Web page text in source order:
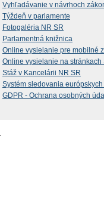
Vyhľadávanie v návrhoch
Týždeň v parlamente
Fotogaléria NR SR
Parlamentná knižnica
Online vysielanie pre mobilné
Online vysielanie na stránkach
Stáž v Kancelárii NR SR
Systém sledovania
GDPR - Ochrana osobných